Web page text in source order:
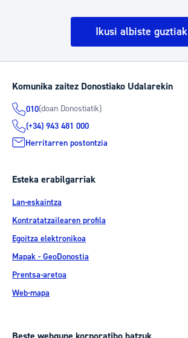
Ikusi albiste guztiak
Komunika zaitez Donostiako Udalarekin
010(doan Donostiatik)
(+34) 943 481 000
Herritarren postontzia
Esteka erabilgarriak
Lan-eskaintza
Kontratatzailearen profila
Egoitza elektronikoa
Mapak - GeoDonostia
Prentsa-aretoa
Web-mapa